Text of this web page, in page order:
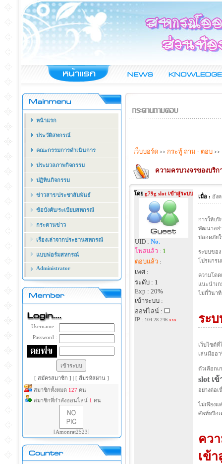
หน้าแรก
ประวัติสหกรณ์
คณะกรรมการดำเนินการ
ประมวลภาพกิจกรรม
ปฏิทินกิจกรรม
ข่าวสาร/ประชาสัมพันธ์
ข้อบังคับ/ระเบียบสหกรณ์
กระดานข่าว
เรื่องเล่าจากประธานสหกรณ์
แบบฟอร์มสหกรณ์
Administrator
Username :
Password :
[ สมัครสมาชิก ] | [ ลืมรหัสผ่าน ]
สมาชิกทั้งหมด 127 คน
สมาชิกที่กำลังออนไลน์ 1 คน
[Amonrat2523]
เว็บบอร์ด >> กระทู้ ถาม - ตอบ >>
ความครบวงจรของบริก
โดย g79g slot เข้าสู่ระบบ
UID : No.
โพสแล้ว: 1
ตอบแล้ว:
เพศ :
ระดับ : 1
Exp : 20%
เข้าระบบ :
ออฟไลน์ :
IP: 104.28.246. xxx
เมื่อ : อัง
การให้บ
พัฒนาอย่า
ปลอดภัย
ระบบของ
โปรแกร
ความโด
แนะนำเ
ไม่กี่วินาที
ระ
เว็บไซต์
เล่นมืออ
ตัวเลือก
slot เ
อย่างต่อเ
ไม่เพียง
ศัพท์หรือ
คว
เข้